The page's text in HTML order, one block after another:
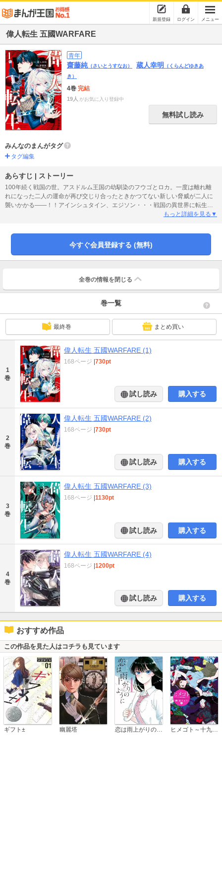
新規登録 ログイン メニュー
偉人転生 五國WARFARE
青年
齋藤純（さいとうすなお） 蔵人幸明
（くらんどゆきあ
き）
4巻 完結
19人 がお気に入り登録中
無料試し読み
みんなのまんがタグ
タグ編集
あらすじ | ストーリー
100年続く戦国の世。アスドルム王国の幼馴染のフウゴとロカ。一度は離れ離
れになった二人の運命が再び交じり合ったときかつてない新しい脅威が二人に
襲いかかる――！！アインシュタイン、エジソン・・・戦国の異世界に転生し
た天才偉人たちが、最高峰の知力を尽くして勝負する、五國大戦開幕――！！
もっと詳細を見る▼
今すぐ会員登録する (無料)
全巻の情報を 閉じる
巻一覧
最終巻 まとめ買い
1
巻
偉人転生 五國WARFARE (1)
168ページ |730pt
試し読み 購入する
2
巻
偉人転生 五國WARFARE (2)
168ページ |730pt
試し読み 購入する
3
巻
偉人転生 五國WARFARE (3)
168ページ |1130pt
試し読み 購入する
4
巻
偉人転生 五國WARFARE (4)
168ページ |1200pt
試し読み 購入する
おすすめ作品
この作品を見た人はコチラも見ています
ギフト± 幽麗塔 ヒメゴト～十九歳の制服～